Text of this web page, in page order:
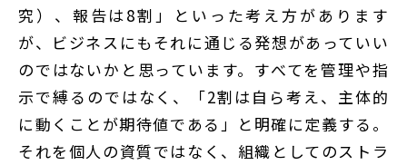
究）、報告は8割」といった考え方があります
が、ビジネスにもそれに通じる発想があっていい
のではないかと思っています。すべてを管理や指
示で縛るのではなく、「2割は自ら考え、主体的
に動くことが期待値である」と明確に定義する。
それを個人の資質ではなく、組織としてのストラ